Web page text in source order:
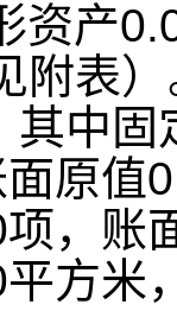
资产
附表
其中
原值
，账
方米